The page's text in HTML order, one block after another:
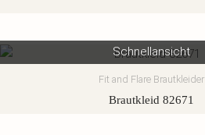
Schnellansicht
Fit and Flare Brautkleider
Brautkleid 82671